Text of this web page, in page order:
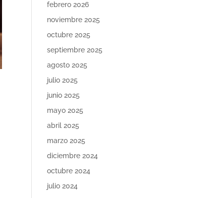
febrero 2026
noviembre 2025
octubre 2025
septiembre 2025
agosto 2025
julio 2025
junio 2025
mayo 2025
abril 2025
marzo 2025
diciembre 2024
octubre 2024
julio 2024